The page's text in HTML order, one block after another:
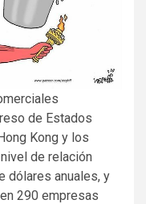
de Estados
Kong y los
de relación
dólares anuales, y
290 empresas